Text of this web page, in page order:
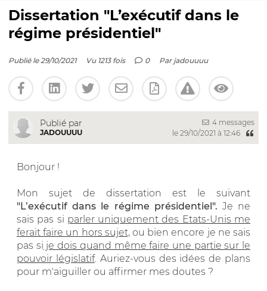
Dissertation "L’exécutif dans le
régime présidentiel"
Publié le 29/10/2021 Vu 1213 fois 0 Par jadouuuu
Publié par
JADOUUUU
4 messages
le 29/10/2021 à 12:46
Bonjour !
Mon sujet de dissertation est le suivant
"L’exécutif dans le régime présidentiel". Je ne
sais pas si parler uniquement des Etats-Unis me
ferait faire un hors sujet,ou bien encore je ne sais
pas si je dois quand même faire une partie sur le
pouvoir législatif. Auriez-vous des idées de plans
pour m'aiguiller ou affirmer mes doutes ?